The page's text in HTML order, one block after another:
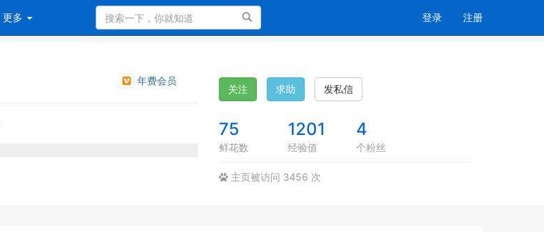
更多 搜索 登录 注册
年费会员
关注 求助 发私信
75
鲜花数
1201
经验值
4
个粉丝
主页被访问 3456 次